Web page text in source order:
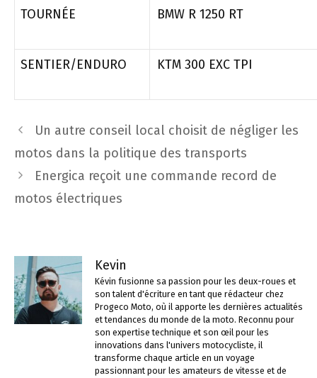
TOURNÉE BMW R 1250 RT
SENTIER/ENDURO KTM 300 EXC TPI
Navigation
des
Un autre conseil local choisit de négliger les
motos dans la politique des transports
Energica reçoit une commande record de
motos électriques
Kevin
Kévin fusionne sa passion pour les deux-roues et
son talent d'écriture en tant que rédacteur chez
Progeco Moto, où il apporte les dernières actualités
et tendances du monde de la moto. Reconnu pour
son expertise technique et son œil pour les
innovations dans l'univers motocycliste, il
transforme chaque article en un voyage
passionnant pour les amateurs de vitesse et de